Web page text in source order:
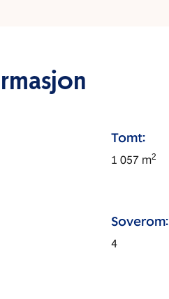
Tomt:
1 057 m2
Soverom:
4